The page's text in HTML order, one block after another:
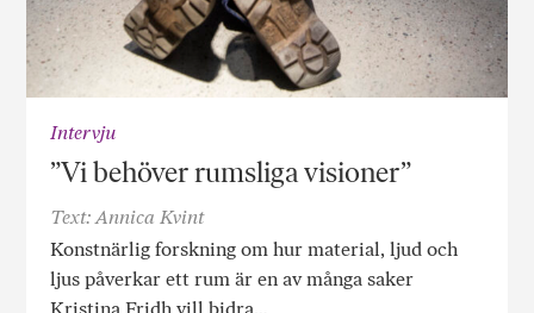
Intervju
”Vi behöver rumsliga visioner”
Text: Annica Kvint
Konstnärlig forskning om hur material, ljud och
ljus påverkar ett rum är en av många saker